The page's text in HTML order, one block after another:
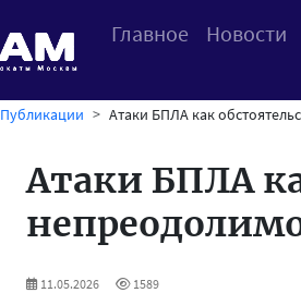
Главное Новости
Публикации Атаки БПЛА как
Атаки БПЛА
11.05.2026 1589